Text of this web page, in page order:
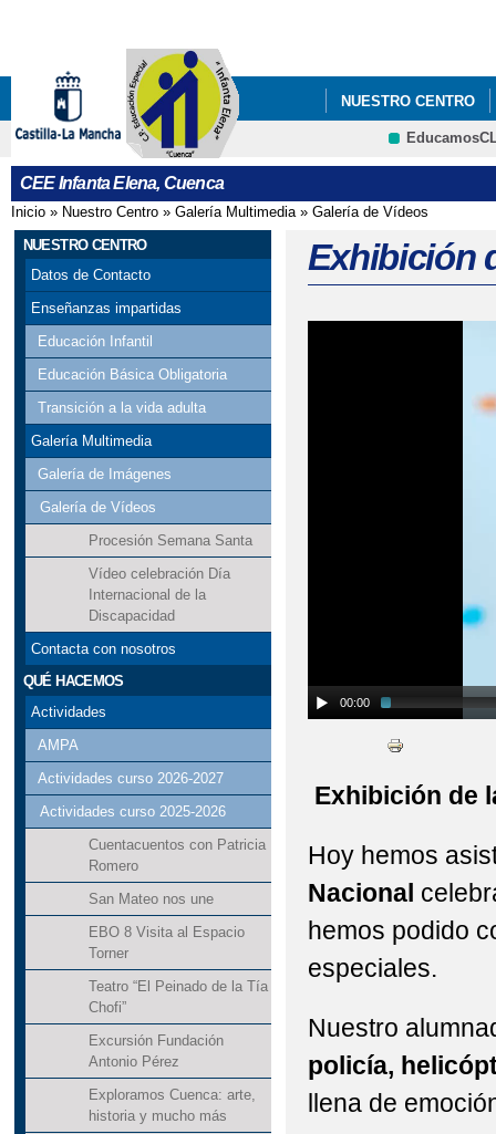
NUESTRO CENTRO
CEE Infanta Elena, Cuenca
Se encuentra usted aquí
Inicio » Nuestro Centro » Galería Multimedia» Galería de Vídeos
NUESTRO CENTRO
Datos de Contacto
Enseñanzas impartidas
Educación Infantil
Educación Básica Obligatoria
Transición a la vida adulta
Galería Multimedia
Galería de Imágenes
Galería de Vídeos
Procesión Semana Santa
Vídeo celebración Día
Internacional de la
Discapacidad
Contacta con nosotros
QUÉ HACEMOS
Actividades
AMPA
Actividades curso 2026-2027
Actividades curso 2025-2026
Cuentacuentos con Patricia
Romero
San Mateo nos une
EBO 8 Visita al Espacio
Torner
Teatro “El Peinado de la Tía
Chofi”
Excursión Fundación
Antonio Pérez
Exploramos Cuenca: arte,
historia y mucho más
Exhibición
00:00
Exhibición de
Hoy hemos
Nacional
hemos podido
especiales.
Nuestro
policía,
llena de